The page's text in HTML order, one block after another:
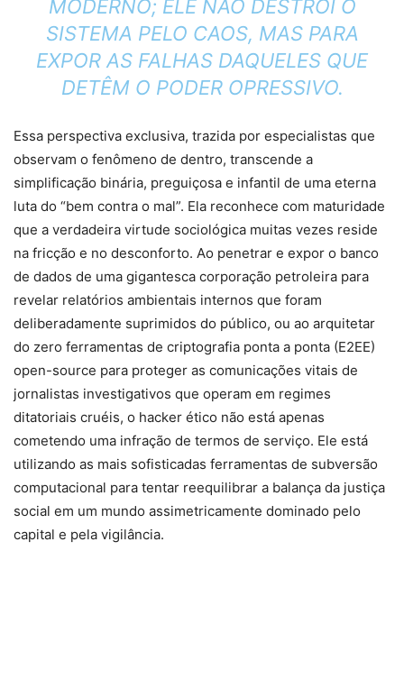
MODERNO; ELE NÃO DESTRÓI O
SISTEMA PELO CAOS, MAS PARA
EXPOR AS FALHAS DAQUELES QUE
DETÊM O PODER OPRESSIVO.
Essa perspectiva exclusiva, trazida por especialistas que
observam o fenômeno de dentro, transcende a
simplificação binária, preguiçosa e infantil de uma eterna
luta do “bem contra o mal”. Ela reconhece com maturidade
que a verdadeira virtude sociológica muitas vezes reside
na fricção e no desconforto. Ao penetrar e expor o banco
de dados de uma gigantesca corporação petroleira para
revelar relatórios ambientais internos que foram
deliberadamente suprimidos do público, ou ao arquitetar
do zero ferramentas de criptografia ponta a ponta (E2EE)
open-source para proteger as comunicações vitais de
jornalistas investigativos que operam em regimes
ditatoriais cruéis, o hacker ético não está apenas
cometendo uma infração de termos de serviço. Ele está
utilizando as mais sofisticadas ferramentas de subversão
computacional para tentar reequilibrar a balança da justiça
social em um mundo assimetricamente dominado pelo
capital e pela vigilância.